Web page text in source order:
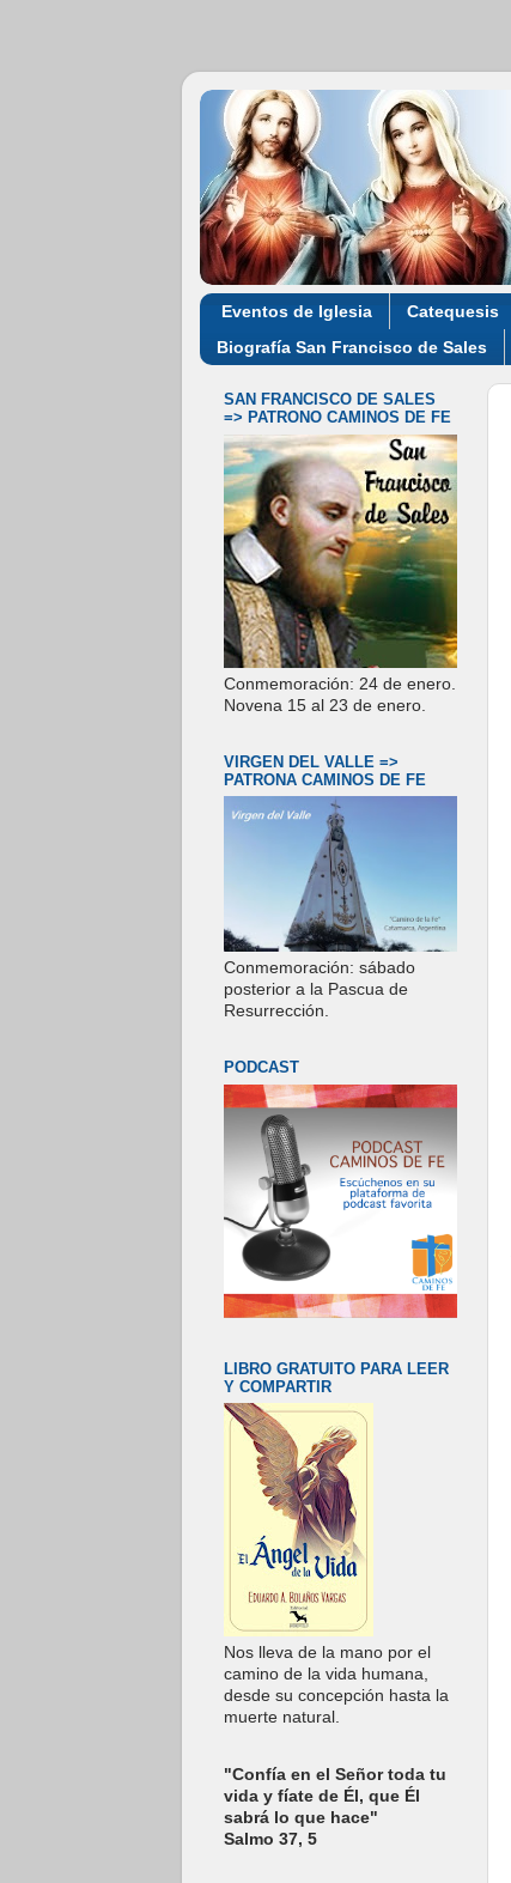
Eventos de Iglesia Catequesis
Biografía San Francisco de Sales
SAN FRANCISCO DE SALES
=> PATRONO CAMINOS DE FE
Conmemoración: 24 de enero.
Novena 15 al 23 de enero.
VIRGEN DEL VALLE =>
PATRONA CAMINOS DE FE
Conmemoración: sábado
posterior a la Pascua de
Resurrección.
PODCAST
LIBRO GRATUITO PARA LEER
Y COMPARTIR
Nos lleva de la mano por el
camino de la vida humana,
desde su concepción hasta la
muerte natural.
"Confía en el Señor toda tu
vida y fíate de Él, que Él
sabrá lo que hace"
Salmo 37, 5